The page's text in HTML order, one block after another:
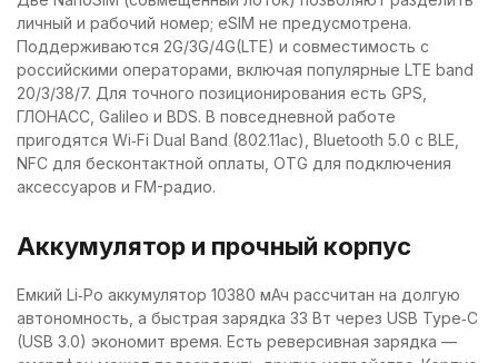
личный и рабочий номер; eSIM не предусмотрена.
Поддерживаются 2G/3G/4G(LTE) и совместимость с
российскими операторами, включая популярные LTE band
20/3/38/7. Для точного позиционирования есть GPS,
ГЛОНАСС, Galileo и BDS. В повседневной работе
пригодятся Wi‑Fi Dual Band (802.11ac), Bluetooth 5.0 с BLE,
NFC для бесконтактной оплаты, OTG для подключения
аксессуаров и FM-радио.
Аккумулятор и прочный корпус
Емкий Li‑Po аккумулятор 10380 мАч рассчитан на долгую
автономность, а быстрая зарядка 33 Вт через USB Type‑C
(USB 3.0) экономит время. Есть реверсивная зарядка —